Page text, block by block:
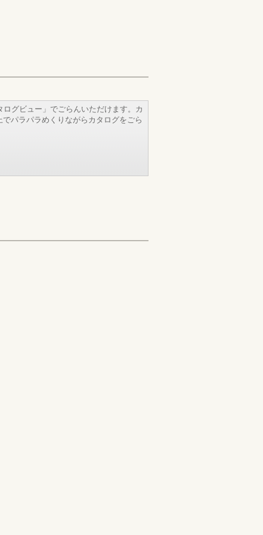
ログビュー」でごらんいただけます。カ
パラパラめくりながらカタログをごら